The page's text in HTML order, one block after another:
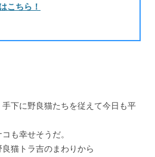
こちら！
手下に野良猫たちを従えて今日も平
も幸せそうだ。
猫トラ吉のまわりから